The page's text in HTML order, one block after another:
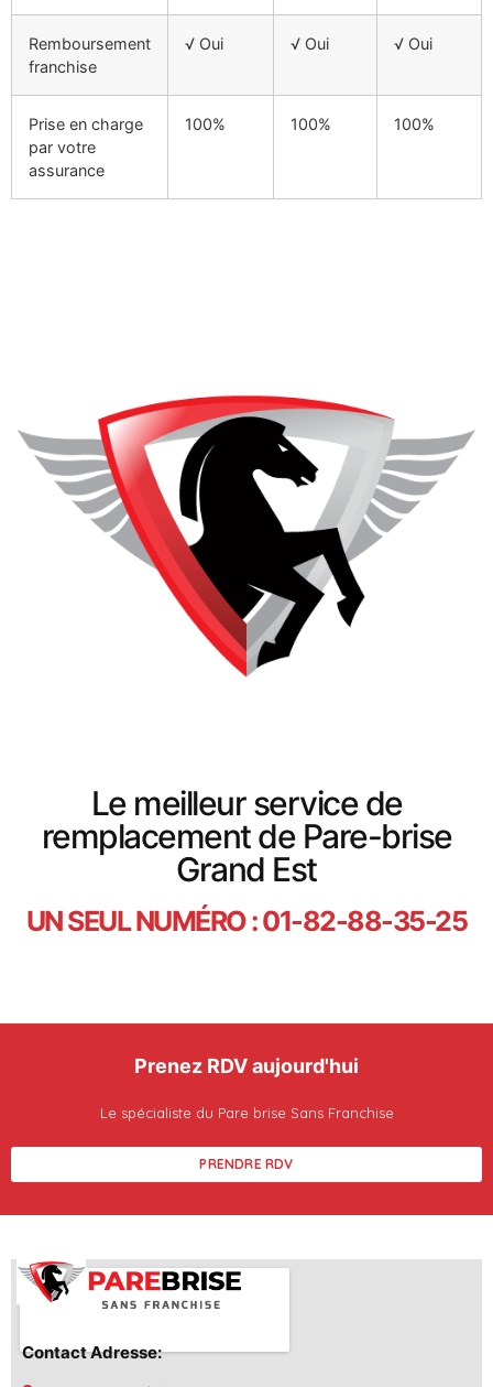
Remboursement
franchise
√ Oui √ Oui √ Oui
Prise en charge
par votre
assurance
100% 100% 100%
Le meilleur service de
remplacement de Pare-brise
Grand Est
UN SEUL NUMÉRO : 01-82-88-35-25
Prenez RDV aujourd'hui
Le spécialiste du Pare brise Sans Franchise
PRENDRE RDV
Contact Adresse: